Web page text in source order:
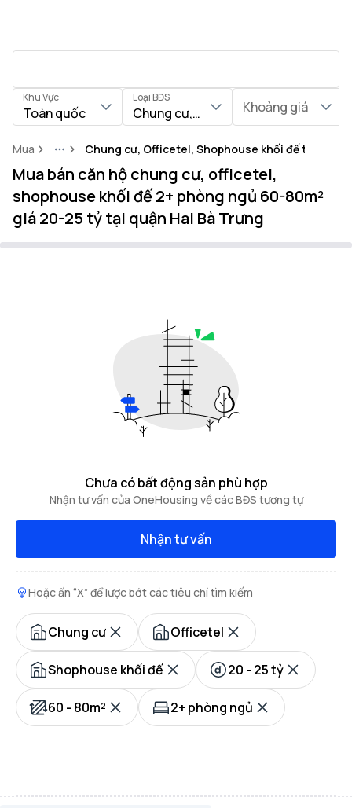
Khu Vực
Toàn quốc
Loại BĐS
Chung cư, Officetel, Shophouse khối
Khoảng giá
Mua MoreChung cư, Officetel, Shophouse khối đế tại Quận
Mua bán căn hộ chung cư, officetel,
shophouse khối đế 2+ phòng ngủ 60-80m²
giá 20-25 tỷ tại quận Hai Bà Trưng
Chưa có bất động sản phù hợp
Nhận tư vấn của OneHousing về các BĐS tương tự
Nhận tư vấn
Hoặc ấn “X” để lược bớt các tiêu chí tìm kiếm
Chung cư Officetel
Shophouse khối đế 20 - 25 tỷ
60 - 80m² 2+ phòng ngủ